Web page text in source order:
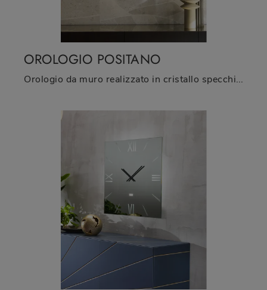
OROLOGIO POSITANO
Orologio da muro realizzato in cristallo specchiante bronzato Positano di Riflessi: clicca e ottieni informazioni sui Complementi e orologi design in ...